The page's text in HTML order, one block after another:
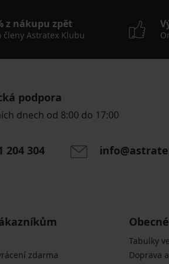
z nákupu zpět
členy Astratex Klubu
podpora
dnech od 8:00 do 17:00
204 304
zdarma
Tabulky
Doprava